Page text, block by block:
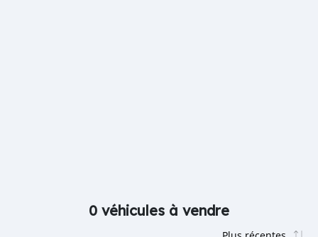
0 véhicules à vendre